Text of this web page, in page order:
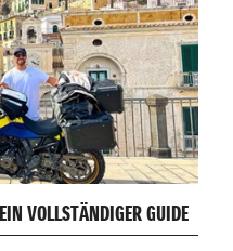
VOLLSTÄNDIGER GUIDE